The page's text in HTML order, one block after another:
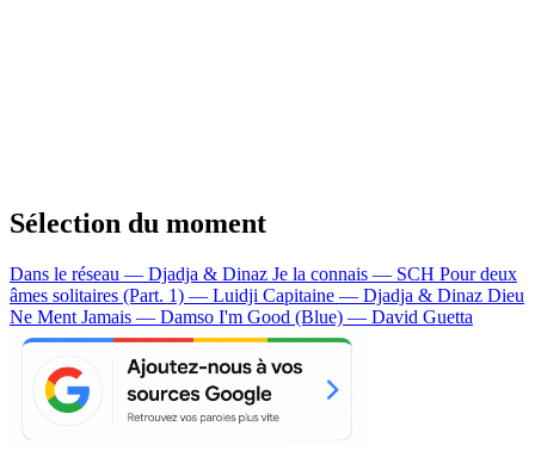
Sélection du moment
Dans le réseau — Djadja & Dinaz Je la connais — SCH Pour deux
âmes solitaires (Part. 1) — Luidji Capitaine — Djadja & Dinaz Dieu
Ne Ment Jamais — Damso I'm Good (Blue) — David Guetta